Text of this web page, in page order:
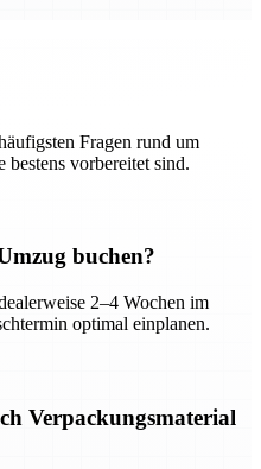
Fragen rund um
bestens vorbereitet sind.
buchen?
2–4 Wochen im
optimal einplanen.
Verpackungsmaterial